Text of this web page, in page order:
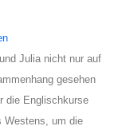
Julia nicht nur auf
gesehen
die Englischkurse
Westens, um die